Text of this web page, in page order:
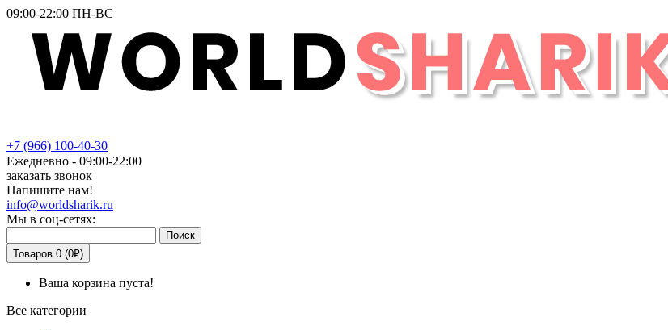
09:00-22:00 ПН-ВС
+7 (966) 100-40-30
Ежедневно - 09:00-22:00
заказать звонок
Напишите нам!
info@worldsharik.ru
Мы в соц-сетях:
Поиск
Товаров 0 (0₽)
Ваша корзина пуста!
Все категории